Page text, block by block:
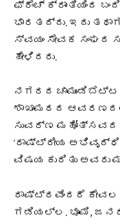
ಫ್ರೆಂಚ್ ಕ್ರಾಂತಿಯಿಂದ
ಭಾರತದ್ದು. ಇದು
ಸ್ವಯಂ ಸೇವಕ ಸಂಘದ
ಹೇಳಿದರು.
ನಗರದ
ಶಾಖಾಮಠದ
ಸುವರ್ಣ ಮಹೋತ್ಸವದ
‘ರಾಷ್ಟ್ರೀಯ
ವಿಷಯ ಕುರಿತು ಅವರು
ರಾಷ್ಟ್ರವೆಂದರೆ
ಗಡಿಯಲ್ಲ. ಭೂಮಿ,